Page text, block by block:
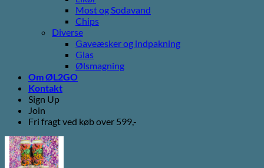
Most og Sodavand
Chips
Diverse
Gaveæsker og indpakning
Glas
Ølsmagning
Om ØL2GO
Kontakt
Sign Up
Join
Fri fragt ved køb over 599,-